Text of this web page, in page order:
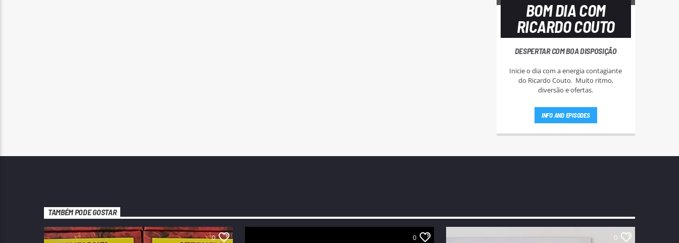
BOM DIA COM
RICARDO COUTO
DESPERTAR COM BOA DISPOSIÇÃO
Inicie o dia com a energia contagiante
do Ricardo Couto. Muito ritmo,
diversão e ofertas.
INFO AND EPISODES
TAMBÉM PODE GOSTAR
0 0 0